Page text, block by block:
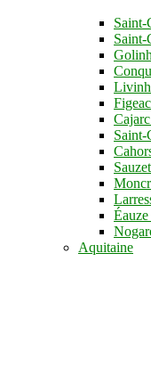
Saint-
Saint-
Saint-
Aquitaine